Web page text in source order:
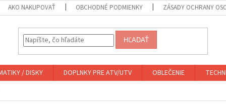
AKO NAKUPOVAŤ OBCHODNÉ PODMIENKY ZÁSADY OCHRANY
HĽADAŤ
/ DISKY DOPLNKY PRE ATV/UTV OBLEČENIE